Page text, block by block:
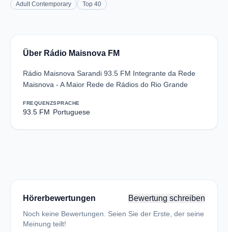
Adult Contemporary Top 40
Über Rádio Maisnova FM
Rádio Maisnova Sarandi 93.5 FM Integrante da Rede
Maisnova - A Maior Rede de Rádios do Rio Grande
FREQUENZ
93.5 FM
SPRACHE
Portuguese
Hörerbewertungen Bewertung schreiben
Noch keine Bewertungen. Seien Sie der Erste, der seine
Meinung teilt!